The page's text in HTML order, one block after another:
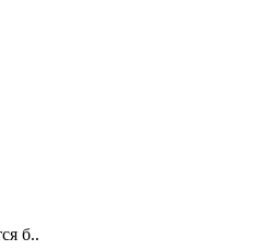
б..